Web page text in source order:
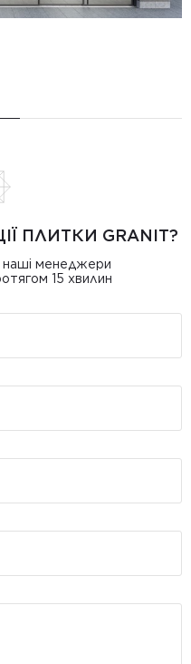
ПЛИТКИ GRANIT?
наші менеджери
15 хвилин